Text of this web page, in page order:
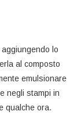
lo
al composto
emulsionare
negli stampi in
qualche ora.